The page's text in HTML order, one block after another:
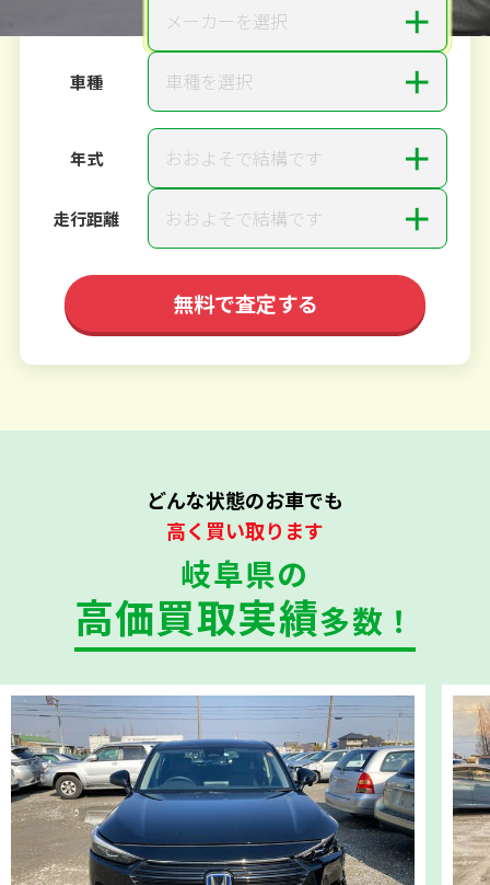
メーカーを選択 ＋
車種 車種を選択 ＋
年式 おおよそで結構です ＋
走行距離 おおよそで結構です ＋
無料で査定する
どんな状態のお車でも
高く買い取ります
岐阜県の
高価買取実績多数！